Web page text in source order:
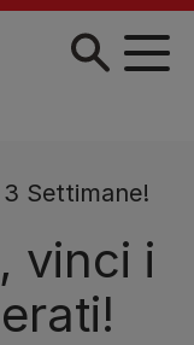
Settimane!
vinci i